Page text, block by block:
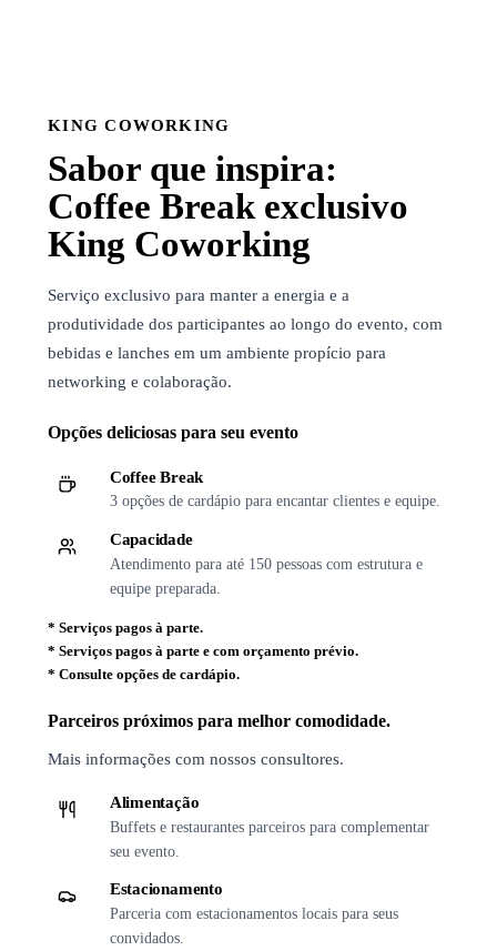
KING COWORKING
Sabor que inspira:
Coffee Break exclusivo
King Coworking
Serviço exclusivo para manter a energia e a
produtividade dos participantes ao longo do evento, com
bebidas e lanches em um ambiente propício para
networking e colaboração.
Opções deliciosas para seu evento
Coffee Break
3 opções de cardápio para encantar clientes e equipe.
Capacidade
Atendimento para até 150 pessoas com estrutura e
equipe preparada.
*Serviços pagos à parte.
*Serviços pagos à parte e com orçamento prévio.
*Consulte opções de cardápio.
Parceiros próximos para melhor comodidade.
Mais informações com nossos consultores.
Alimentação
Buffets e restaurantes parceiros para complementar
seu evento.
Estacionamento
Parceria com estacionamentos locais para seus
convidados.